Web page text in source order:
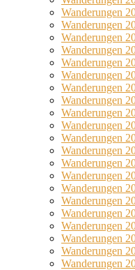
Wanderungen
Wanderungen
Wanderungen
Wanderungen
Wanderungen
Wanderungen
Wanderungen
Wanderungen
Wanderungen
Wanderungen
Wanderungen
Wanderungen
Wanderungen
Wanderungen
Wanderungen
Wanderungen
Wanderungen
Wanderungen
Wanderungen
Wanderungen
Wanderungen